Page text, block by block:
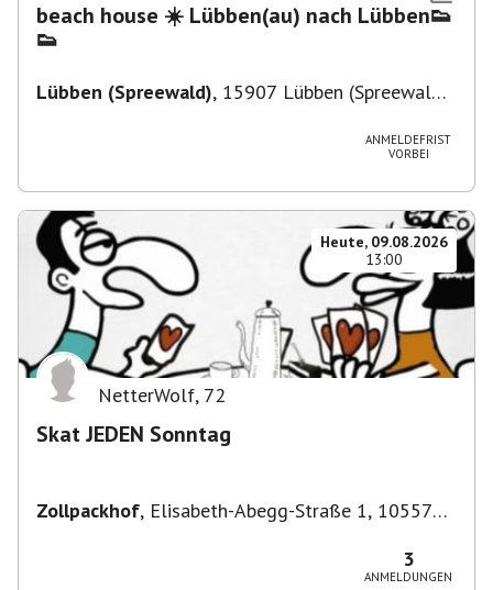
beach house ☀️ Lübben(au) nach Lübben👟
👟
Lübben (Spreewald), 15907 Lübben (Spreewald),
ANMELDEFRIST
VORBEI
Heute, 09.08.2026
13:00
NetterWolf, 72
Skat JEDEN Sonntag
Zollpackhof, Elisabeth-Abegg-Straße 1, 10557
3
ANMELDUNGEN